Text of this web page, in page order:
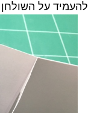
להעמיד על